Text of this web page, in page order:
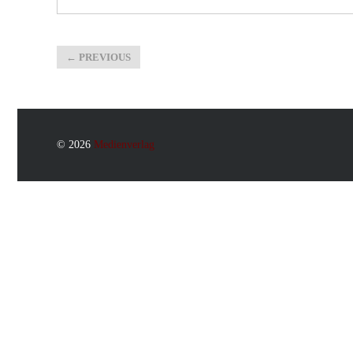
← PREVIOUS
© 2026 Medienverlag